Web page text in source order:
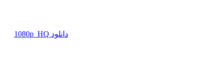
دانلود 1080p_HQ